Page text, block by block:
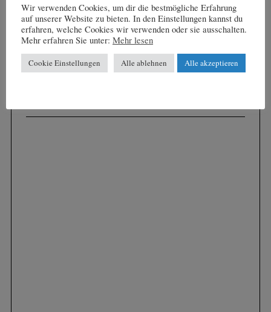
SUCHEN . FILTERN . FINDEN
Wir verwenden Cookies, um dir die bestmögliche Erfahrung
auf unserer Website zu bieten. In den Einstellungen kannst du
erfahren, welche Cookies wir verwenden oder sie ausschalten.
Mehr erfahren Sie unter: Mehr lesen
Cookie Einstellungen Alle ablehnen Alle akzeptieren